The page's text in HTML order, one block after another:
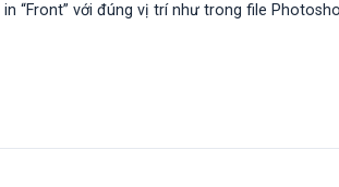
“Front” với đúng vị trí như trong file